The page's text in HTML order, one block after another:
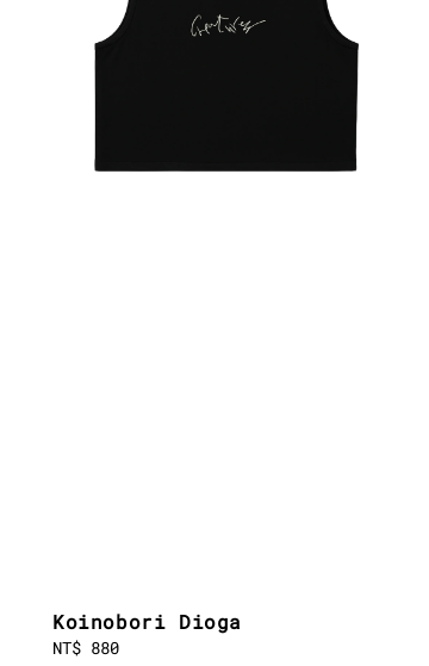
Koinobori Dioga
Regular
NT$ 880